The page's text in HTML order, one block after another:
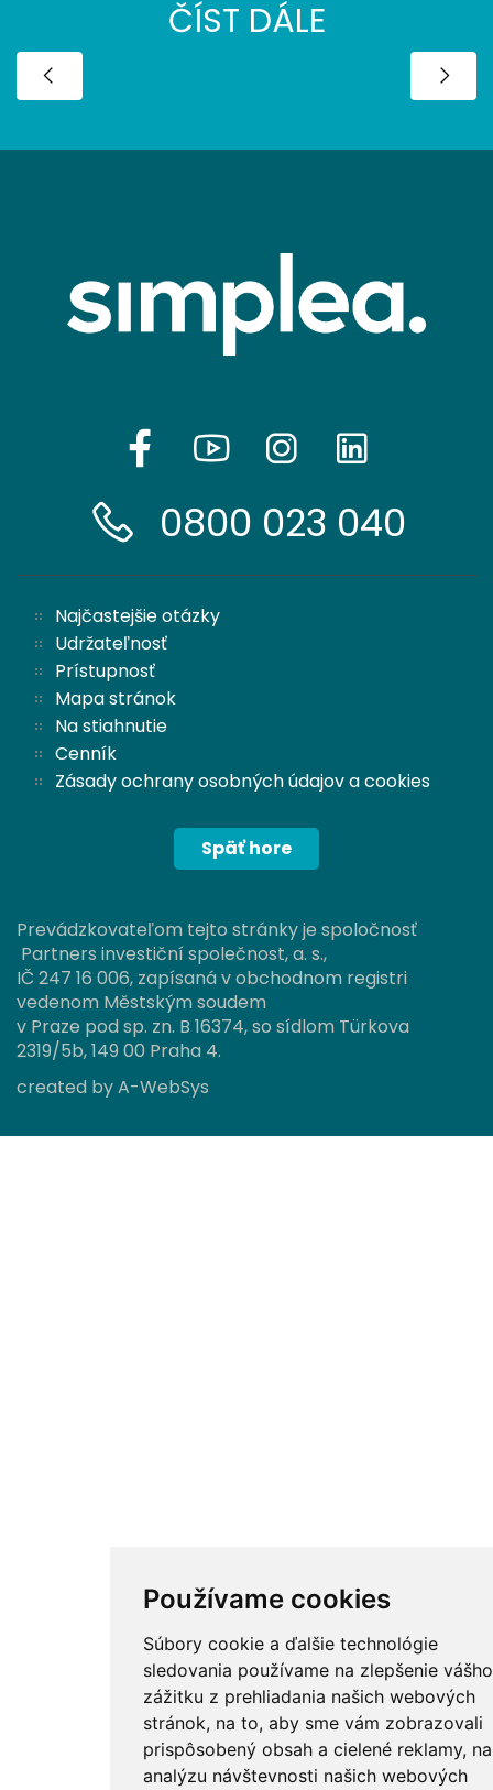
Používame cookies
Súbory cookie a ďalšie technológie
sledovania používame na zlepšenie vášho
zážitku z prehliadania našich webových
stránok, na to, aby sme vám zobrazovali
prispôsobený obsah a cielené reklamy, na
analýzu návštevnosti našich webových
ČÍST DÁLE
0800 023 040
Najčastejšie otázky
Udržateľnosť
Prístupnosť
Mapa stránok
Na stiahnutie
Cenník
Zásady ochrany osobných údajov a cookies
Späť hore
Prevádzkovateľom tejto stránky je spoločnosť
Partners investiční společnost, a. s.,
IČ 247 16 006, zapísaná v obchodnom registri
vedenom Městským soudem
v Praze pod sp. zn. B 16374, so sídlom Türkova
2319/5b, 149 00 Praha 4.
created byA-WebSys